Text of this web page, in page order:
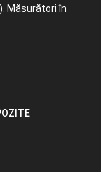
Măsurători în